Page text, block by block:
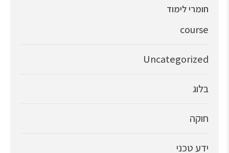
חומרי לימוד
course
Uncategorized
בלוג
חוקה
ידע טכני